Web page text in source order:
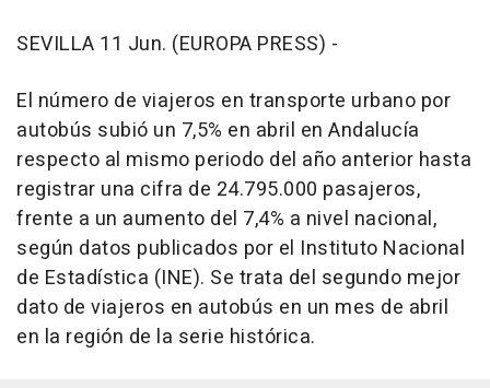
SEVILLA 11 Jun. (EUROPA PRESS) -
El número de viajeros en transporte urbano por
autobús subió un 7,5% en abril en Andalucía
respecto al mismo periodo del año anterior hasta
registrar una cifra de 24.795.000 pasajeros,
frente a un aumento del 7,4% a nivel nacional,
según datos publicados por el Instituto Nacional
de Estadística (INE). Se trata del segundo mejor
dato de viajeros en autobús en un mes de abril
en la región de la serie histórica.